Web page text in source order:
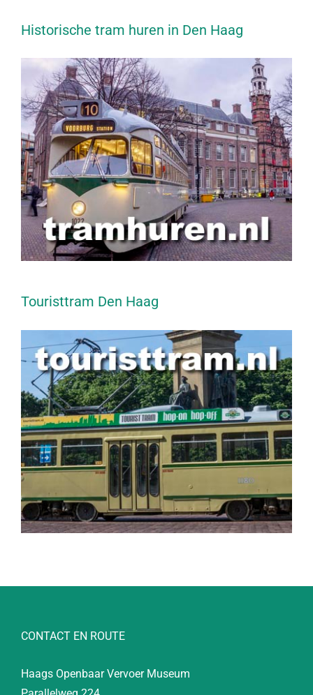
Historische tram huren in Den Haag
Touristtram Den Haag
CONTACT EN ROUTE
Haags Openbaar Vervoer Museum